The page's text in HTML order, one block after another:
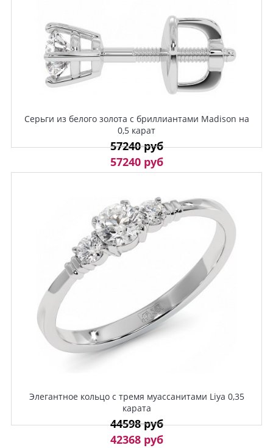
Серьги из белого золота с бриллиантами Madison на
0,5 карат
57240 руб
57240 руб
Элегантное кольцо с тремя муассанитами Liya 0,35
карата
44598 руб
42368 руб